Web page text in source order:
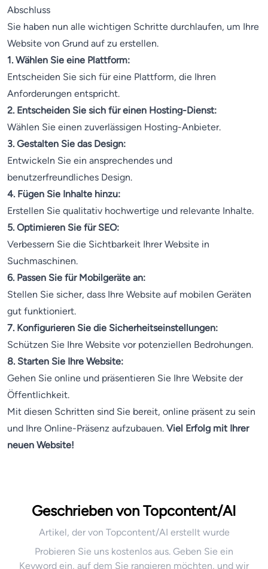
Abschluss
Sie haben nun alle wichtigen Schritte durchlaufen, um Ihre
Website von Grund auf zu erstellen.
1. Wählen Sie eine Plattform:
Entscheiden Sie sich für eine Plattform, die Ihren
Anforderungen entspricht.
2. Entscheiden Sie sich für einen Hosting-Dienst:
Wählen Sie einen zuverlässigen Hosting-Anbieter.
3. Gestalten Sie das Design:
Entwickeln Sie ein ansprechendes und
benutzerfreundliches Design.
4. Fügen Sie Inhalte hinzu:
Erstellen Sie qualitativ hochwertige und relevante Inhalte.
5. Optimieren Sie für SEO:
Verbessern Sie die Sichtbarkeit Ihrer Website in
Suchmaschinen.
6. Passen Sie für Mobilgeräte an:
Stellen Sie sicher, dass Ihre Website auf mobilen Geräten
gut funktioniert.
7. Konfigurieren Sie die Sicherheitseinstellungen:
Schützen Sie Ihre Website vor potenziellen Bedrohungen.
8. Starten Sie Ihre Website:
Gehen Sie online und präsentieren Sie Ihre Website der
Öffentlichkeit.
Mit diesen Schritten sind Sie bereit, online präsent zu sein
und Ihre Online-Präsenz aufzubauen. Viel Erfolg mit Ihrer
neuen Website!
Geschrieben von Topcontent/AI
Artikel, der von Topcontent/AI erstellt wurde
Probieren Sie uns kostenlos aus. Geben Sie ein
Keyword ein, auf dem Sie rangieren möchten, und wir